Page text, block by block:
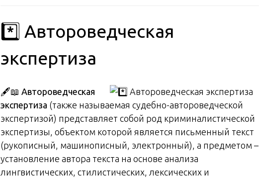
*️⃣ Автороведческая
экспертиза
🖋️📖 Автороведческая
экспертиза (также называемая судебно-автороведческой
экспертизой) представляет собой род криминалистической
экспертизы, объектом которой является письменный текст
(рукописный, машинописный, электронный), а предметом –
установление автора текста на основе анализа
лингвистических, стилистических, лексических и